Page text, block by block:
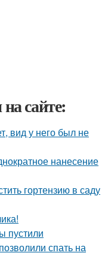
сайте:
вид у него был не
нанесение
гортензию в саду
пустили
спать на